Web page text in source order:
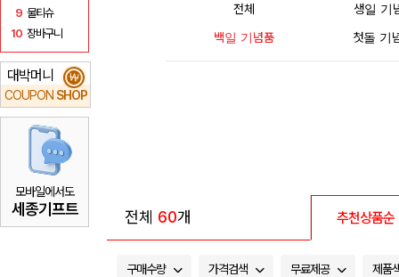
9 물티슈
10 장바구니
대박머니
COUPON SHOP
₩
모바일에서도
세종기프트
전체
생일 기
백일 기념품
첫돌 기
전체 60개 추천상품순
구매수량 가격검색 무료제공 제품